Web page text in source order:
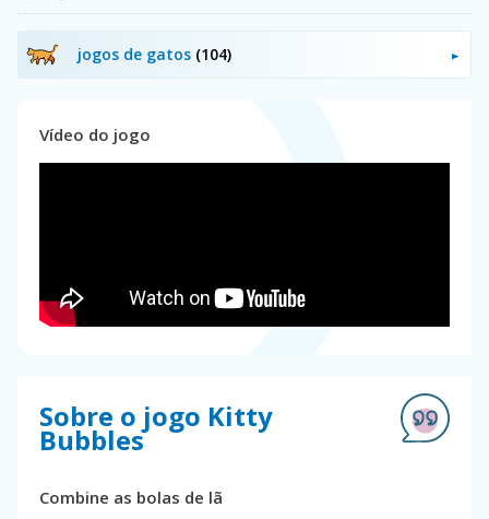
jogos de gatos (104)
Vídeo do jogo
Sobre o jogo Kitty
Bubbles
Combine as bolas de lã